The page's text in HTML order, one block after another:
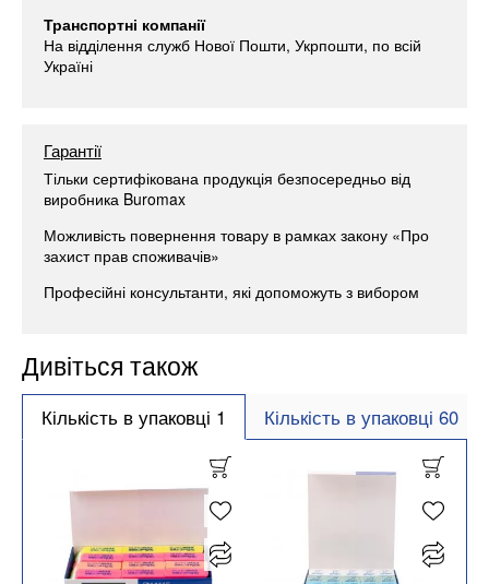
Транспортні компанії
На відділення служб Нової Пошти, Укрпошти, по всій
Україні
Гарантії
Тільки сертифікована продукція безпосередньо від
виробника Buromax
Можливість повернення товару в рамках закону «Про
захист прав споживачів»
Професійні консультанти, які допоможуть з вибором
Дивіться також
Кількість в упаковці 1 Кількість в упаковці 60